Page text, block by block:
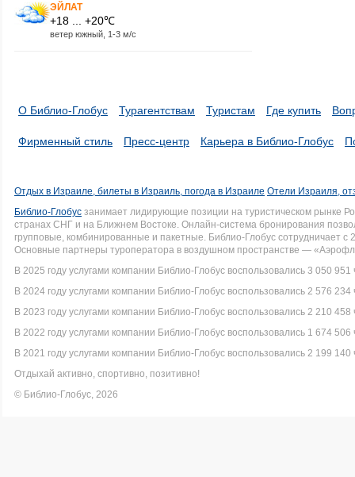
ЭЙЛАТ
+18 ... +20℃
ветер южный, 1-3 м/с
О Библио-Глобус Турагентствам Туристам Где купить
Фирменный стиль Пресс-центр Карьера в Библио-Глобус
Отдых в Израиле, билеты в Израиль, погода в Израиле Отели Израиля,
Библио-Глобус занимает лидирующие позиции на туристическом рынке
странах СНГ и на Ближнем Востоке. Онлайн-система бронирования
групповые, комбинированные и пакетные. Библио-Глобус сотрудничает
Основные партнеры туроператора в воздушном пространстве —
В 2025 году услугами компании Библио-Глобус воспользовались 3 050 951
В 2024 году услугами компании Библио-Глобус воспользовались 2 576 234
В 2023 году услугами компании Библио-Глобус воспользовались 2 210 458
В 2022 году услугами компании Библио-Глобус воспользовались 1 674 506
В 2021 году услугами компании Библио-Глобус воспользовались 2 199 140
Отдыхай активно, спортивно, позитивно!
© Библио-Глобус, 2026